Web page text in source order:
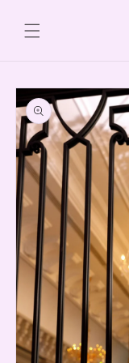
al contenido
directamente
a la
información
del producto